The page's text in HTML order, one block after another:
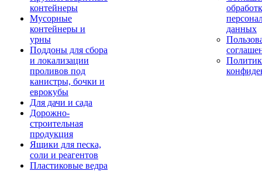
контейнеры
Мусорные
контейнеры и
урны
Поддоны для сбора
и локализации
проливов под
канистры, бочки и
еврокубы
Для дачи и сада
Дорожно-
строительная
продукция
Ящики для песка,
соли и реагентов
Пластиковые ведра
данных